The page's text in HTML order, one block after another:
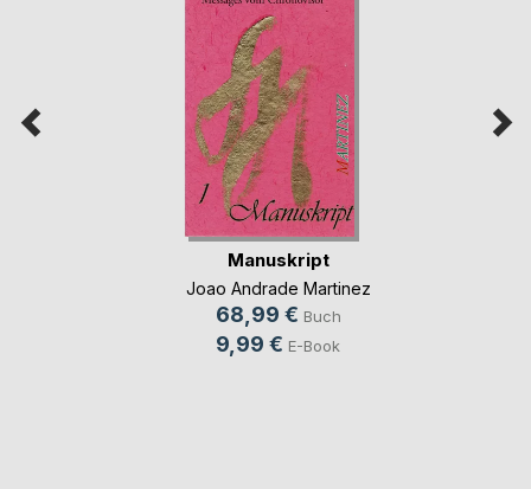
Manuskript
Joao Andrade Martinez
68,99 € Buch
9,99 € E-Book